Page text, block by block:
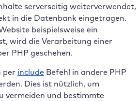
serverseitig weiterverwendet,
in die Datenbank eingetragen.
beispielsweise ein
wird die Verarbeitung einer
PHP geschehen.
per include Befehl in andere PHP
Dies ist nützlich, um
vermeiden und bestimmte